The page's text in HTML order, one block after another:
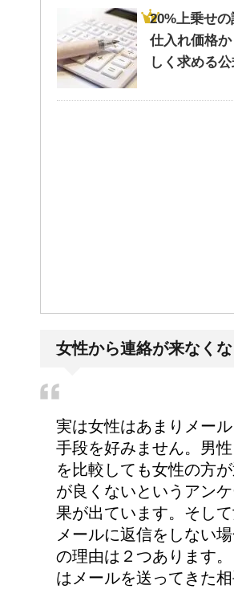
20%上乗せの
仕入れ価格
しく求める
女性から連絡が来なく
実は女性はあまりメール
手段を好みません。男
を比較しても女性の方
が良くないというアン
果が出ています。そし
メールに返信をしない
の理由は２つあります。
はメールを送ってきた